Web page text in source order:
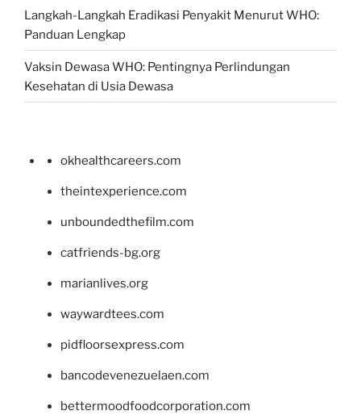
Langkah-Langkah Eradikasi Penyakit Menurut WHO:
Panduan Lengkap
Vaksin Dewasa WHO: Pentingnya Perlindungan
Kesehatan di Usia Dewasa
okhealthcareers.com
theintexperience.com
unboundedthefilm.com
catfriends-bg.org
marianlives.org
waywardtees.com
pidfloorsexpress.com
bancodevenezuelaen.com
bettermoodfoodcorporation.com